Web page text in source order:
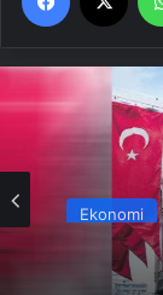
Ekonomi
Altıncı